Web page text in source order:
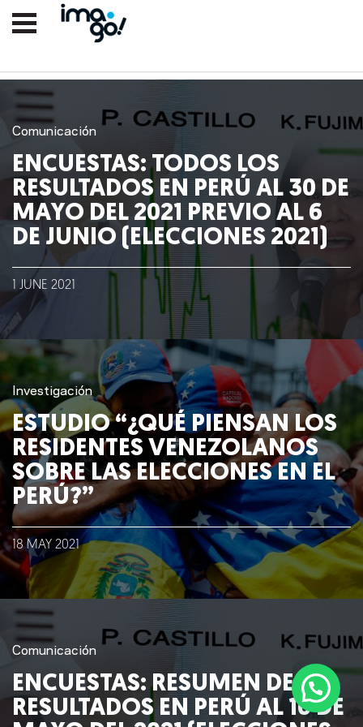
Nosotros
Lo que hacemos
Blog
Talento
Conversemos
Comunicación
ENCUESTAS: TODOS LOS
RESULTADOS EN PERÚ AL 30 DE
MAYO DEL 2021 PREVIO AL 6
DE JUNIO (ELECCIONES 2021)
JUNE 2021
Investigación
ESTUDIO “¿QUÉ PIENSAN LOS
RESIDENTES VENEZOLANOS
SOBRE LAS ELECCIONES EN EL
PERÚ?”
18 MAY 2021
Comunicación
ENCUESTAS: RESUMEN DE
RESULTADOS EN PERÚ AL 16 DE